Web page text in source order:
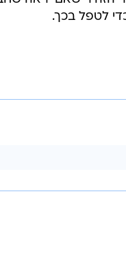
לטפל בכך.